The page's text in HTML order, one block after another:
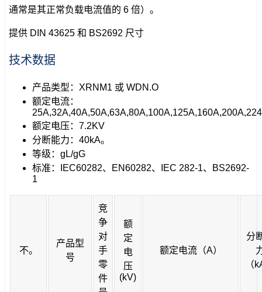
通常是其正常负载电流值的 6 倍）。
提供 DIN 43625 和 BS2692 尺寸
技术数据
产品类型：XRNM1 或 WDN.O
额定电流：
额定电压：7.2KV
分断能力：40kA。
等级：gL/gG
标准：IEC60282、EN60282、IEC 282-1、BS2692-
1
不。
产品型
号
竞
争
对
手
零
件
额
定
电
压
(kV)
额定电流（A）
分
（